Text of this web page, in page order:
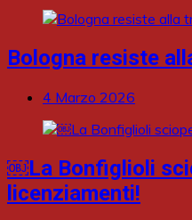
Bologna resiste
4 Marzo 2026
￼La Bonfiglioli
licenziamenti!